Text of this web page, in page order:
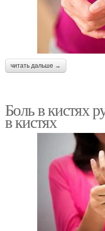
читать дальше →
Боль в кистях
в кистях